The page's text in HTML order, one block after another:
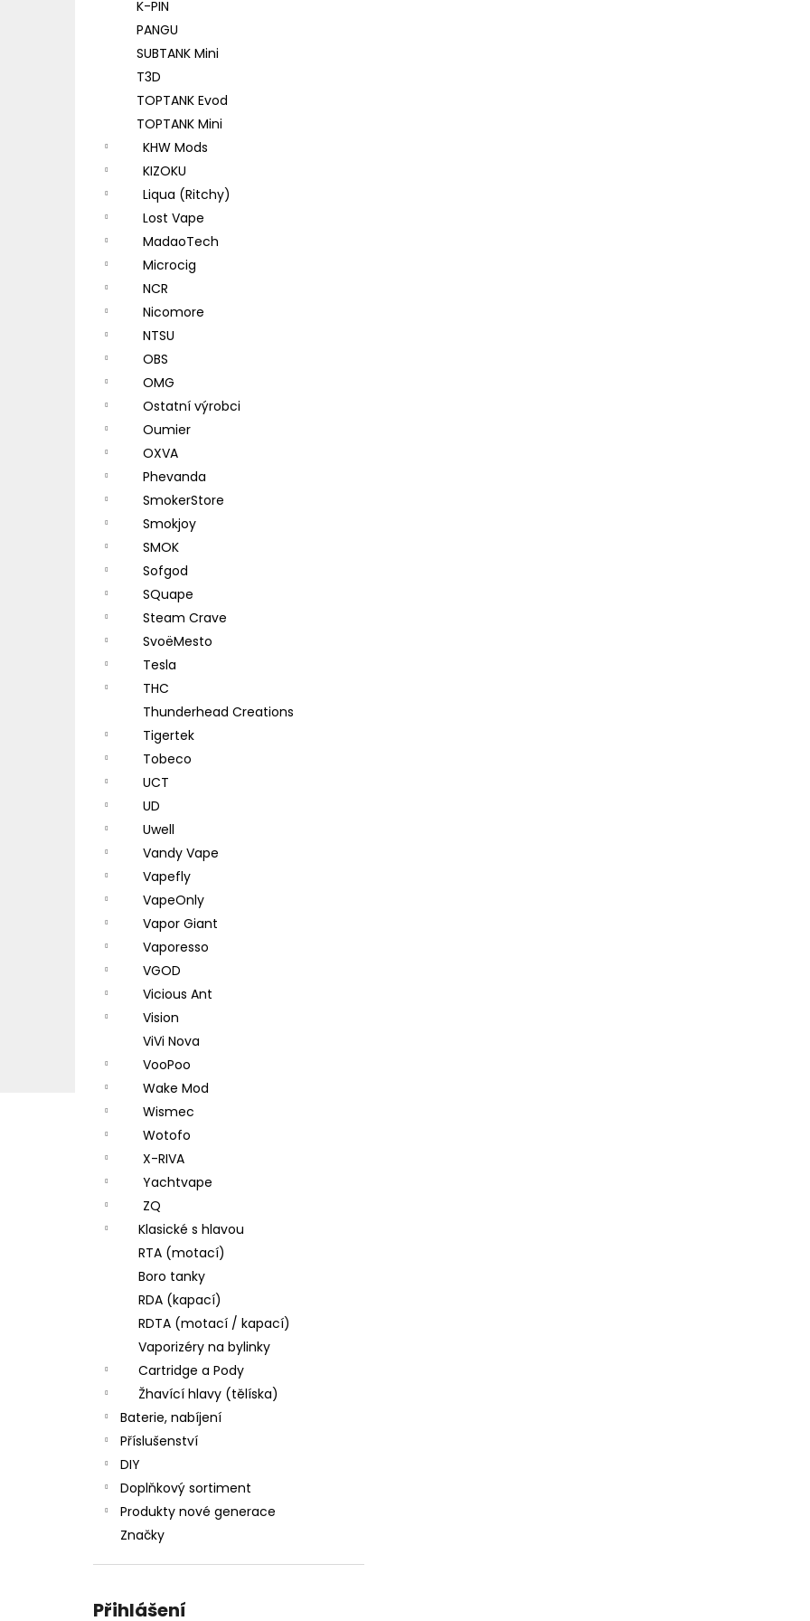
K-PIN
PANGU
SUBTANK Mini
T3D
TOPTANK Evod
TOPTANK Mini
KHW Mods
KIZOKU
Liqua (Ritchy)
Lost Vape
MadaoTech
Microcig
NCR
Nicomore
NTSU
OBS
OMG
Ostatní výrobci
Oumier
OXVA
Phevanda
SmokerStore
Smokjoy
SMOK
Sofgod
SQuape
Steam Crave
SvoëMesto
Tesla
THC
Thunderhead Creations
Tigertek
Tobeco
UCT
UD
Uwell
Vandy Vape
Vapefly
VapeOnly
Vapor Giant
Vaporesso
VGOD
Vicious Ant
Vision
ViVi Nova
VooPoo
Wake Mod
Wismec
Wotofo
X-RIVA
Yachtvape
ZQ
Klasické s hlavou
RTA (motací)
Boro tanky
RDA (kapací)
RDTA (motací / kapací)
Vaporizéry na bylinky
Cartridge a Pody
Žhavící hlavy (tělíska)
Baterie, nabíjení
Příslušenství
DIY
Doplňkový sortiment
Produkty nové generace
Značky
Přihlášení